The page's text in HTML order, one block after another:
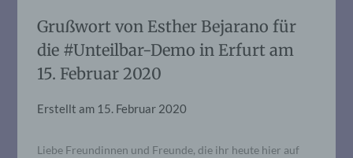
Grußwort von Esther Bejarano für
die #Unteilbar-Demo in Erfurt am
15. Februar 2020
Erstellt am 15. Februar 2020
Liebe Freundinnen und Freunde, die ihr heute hier auf